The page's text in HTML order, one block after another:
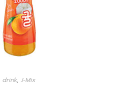
drink, J-Mix